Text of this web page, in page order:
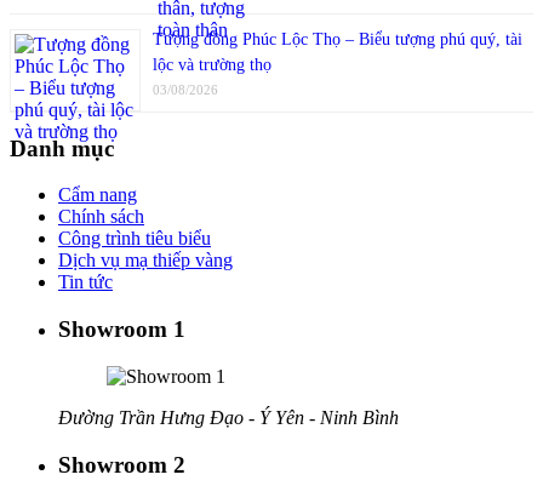
Tượng đồng Phúc Lộc Thọ – Biểu tượng phú quý, tài
lộc và trường thọ
03/08/2026
Danh mục
Cẩm nang
Chính sách
Công trình tiêu biểu
Dịch vụ mạ thiếp vàng
Tin tức
Showroom 1
Đường Trần Hưng Đạo - Ý Yên - Ninh Bình
Showroom 2